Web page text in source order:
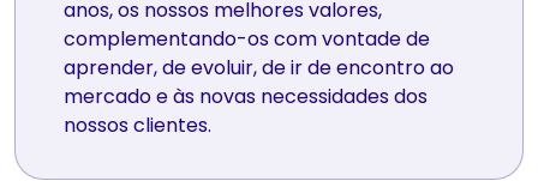
anos, os nossos melhores valores,
complementando-os com vontade de
aprender, de evoluir, de ir de encontro ao
mercado e às novas necessidades dos
nossos clientes.